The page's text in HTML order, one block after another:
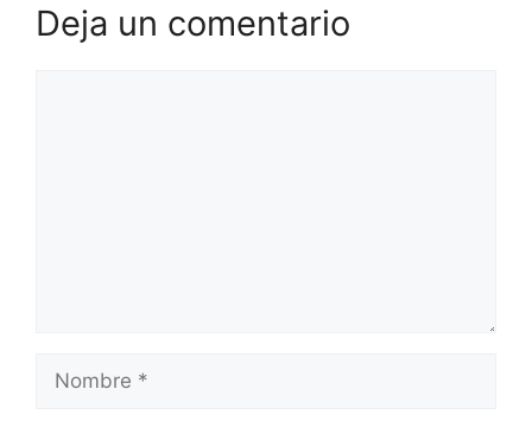
Deja un comentario
Nombre